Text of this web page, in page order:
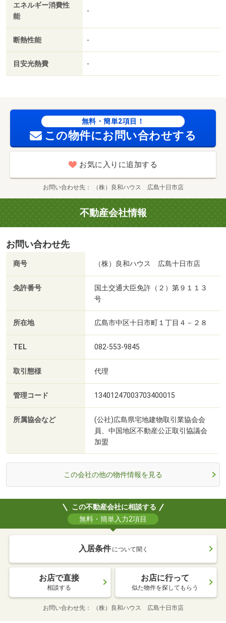
エネルギー消費性
能
-
断熱性能 -
目安光熱費 -
無料・簡単2項目！
この物件にお問い合わせする
お気に入りに追加する
お問い合わせ先 （株）良和ハウス 広島十日市店
不動産会社情報
お問い合わせ先
商号 （株）良和ハウス 広島十日市店
免許番号
国土交通大臣免許（２）第９１１３
号
所在地 広島市中区十日市町１丁目４－２８
TEL 082-553-9845
取引態様 代理
管理コード 13401247003703400015
所属協会など
(公社)広島県宅地建物取引業協会会
員、中国地区不動産公正取引協議会
加盟
この会社の他の物件情報を見る
この不動産会社に相談する
無料・簡単入力2項目
入居条件 について聞く
お店で直接
相談する
お店に行って
似た物件を探してもらう
お問い合わせ先 （株）良和ハウス 広島十日市店